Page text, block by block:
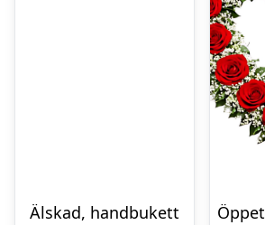
Älskad, handbukett